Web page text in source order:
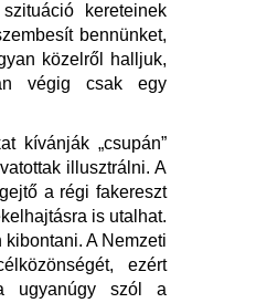
kereteinek
bennünket,
közelről halljuk,
végig csak egy
kívánják „csupán”
illusztrálni. A
a régi fakereszt
is utalhat.
A Nemzeti
ezért
ugyanúgy szól a